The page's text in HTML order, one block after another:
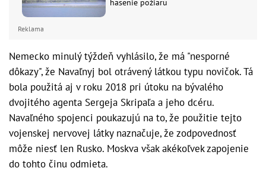
hasenie požiaru
Reklama
Nemecko minulý týždeň vyhlásilo, že má "nesporné
dôkazy", že Navaľnyj bol otrávený látkou typu novičok. Tá
bola použitá aj v roku 2018 pri útoku na bývalého
dvojitého agenta Sergeja Skripaľa a jeho dcéru.
Navaľného spojenci poukazujú na to, že použitie tejto
vojenskej nervovej látky naznačuje, že zodpovednosť
môže niesť len Rusko. Moskva však akékoľvek zapojenie
do tohto činu odmieta.